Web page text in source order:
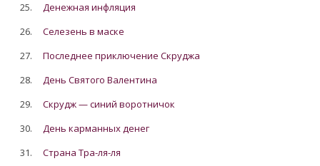
25.
Денежная инфляция
26.
Cелезень в маске
27.
Последнее приключение Скруджа
28.
День Святого Валентина
29.
Скрудж — синий воротничок
30.
День карманных денег
31.
Страна Тра-ля-ля